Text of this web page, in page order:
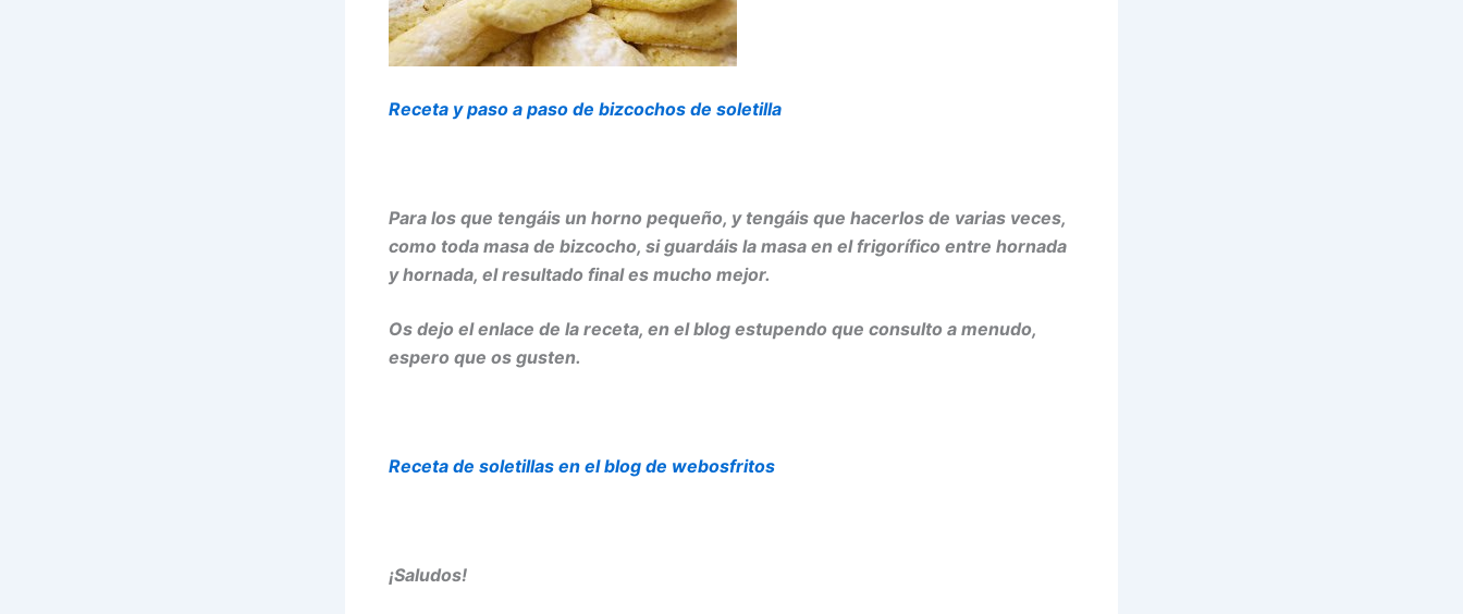
Receta y paso a paso de bizcochos de soletilla
Para los que tengáis un horno pequeño, y tengáis que hacerlos de varias veces,
como toda masa de bizcocho, si guardáis la masa en el frigorífico entre hornada
y hornada, el resultado final es mucho mejor.
Os dejo el enlace de la receta, en el blog estupendo que consulto a menudo,
espero que os gusten.
Receta de soletillas en el blog de webosfritos
¡Saludos!